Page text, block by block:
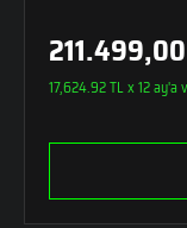
17,624.92 TL x 12 ay'a